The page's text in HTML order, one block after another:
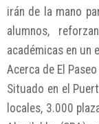
irán de la mano
alumnos,
académicas en un
Acerca de El Paseo
Situado en el
locales, 3.000